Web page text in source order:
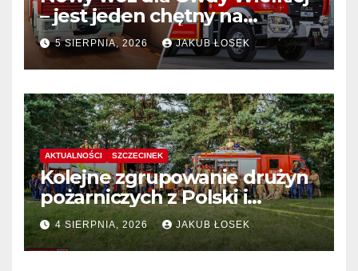
– jest jeden chętny na
dostawę
5 SIERPNIA, 2026 JAKUB ŁOSEK
AKTUALNOŚCI SZCZECINEK
Kolejne zgrupowanie drużyn
pożarniczych z Polski i
Niemiec w regionie
4 SIERPNIA, 2026 JAKUB ŁOSEK